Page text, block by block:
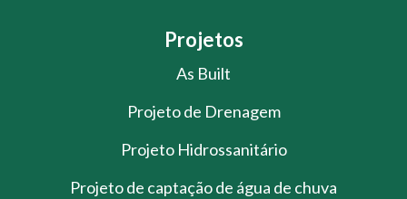
Projetos
As Built
Projeto de Drenagem
Projeto Hidrossanitário
Projeto de captação de água de chuva